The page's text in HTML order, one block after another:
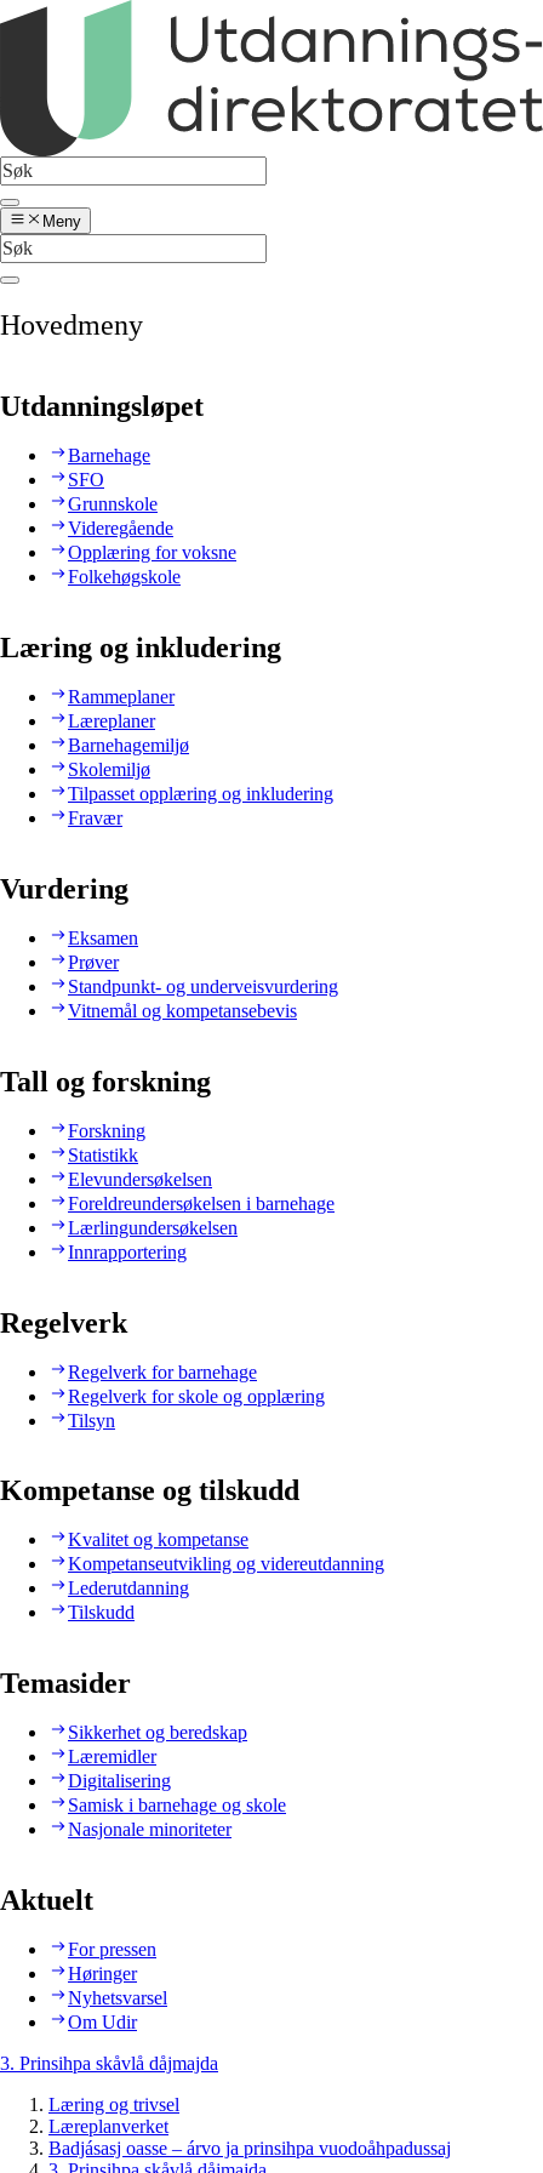
Meny
Hovedmeny
Utdanningsløpet
Barnehage
SFO
Grunnskole
Videregående
Opplæring for voksne
Folkehøgskole
Læring og inkludering
Rammeplaner
Læreplaner
Barnehagemiljø
Skolemiljø
Tilpasset opplæring og inkludering
Fravær
Vurdering
Eksamen
Prøver
Standpunkt- og underveisvurdering
Vitnemål og kompetansebevis
Tall og forskning
Forskning
Statistikk
Elevundersøkelsen
Foreldreundersøkelsen i barnehage
Lærlingundersøkelsen
Innrapportering
Regelverk
Regelverk for barnehage
Regelverk for skole og opplæring
Tilsyn
Kompetanse og tilskudd
Kvalitet og kompetanse
Kompetanseutvikling og videreutdanning
Lederutdanning
Tilskudd
Temasider
Sikkerhet og beredskap
Læremidler
Digitalisering
Samisk i barnehage og skole
Nasjonale minoriteter
Aktuelt
For pressen
Høringer
Nyhetsvarsel
Om Udir
3. Prinsihpa skåvlå dåjmajda
Læring og trivsel
Læreplanverket
Badjásasj oasse – árvo ja prinsihpa vuodoåhpadussaj